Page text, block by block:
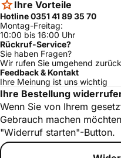
Ihre Vorteile
Hotline 0351 41 89 35 70
Montag-Freitag:
10:00 bis 16:00 Uhr
Rückruf-Service?
Sie haben Fragen?
Wir rufen Sie umgehend
Feedback & Kontakt
Ihre Meinung ist uns wichtig
Ihre Bestellung
Wenn Sie von Ihrem
Gebrauch machen
"Widerruf starten"-Button.